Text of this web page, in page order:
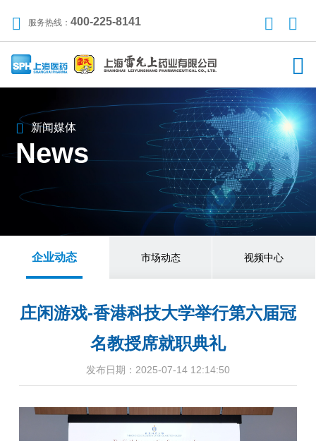
服务热线： 400-225-8141
新闻媒体
News
企业动态 市场动态 视频中心
庄闲游戏-香港科技大学举行第六届冠
名教授席就职典礼
发布日期：2025-07-14 12:14:50